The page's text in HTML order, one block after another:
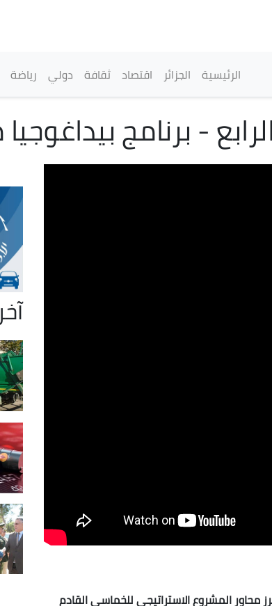
القائمة الرئيسية
الرئيسية الجزائر اقتصاد ثقافة دولي رياضة
- برنامج
محاور المشروع الاستراتيجي للخماسي القادم